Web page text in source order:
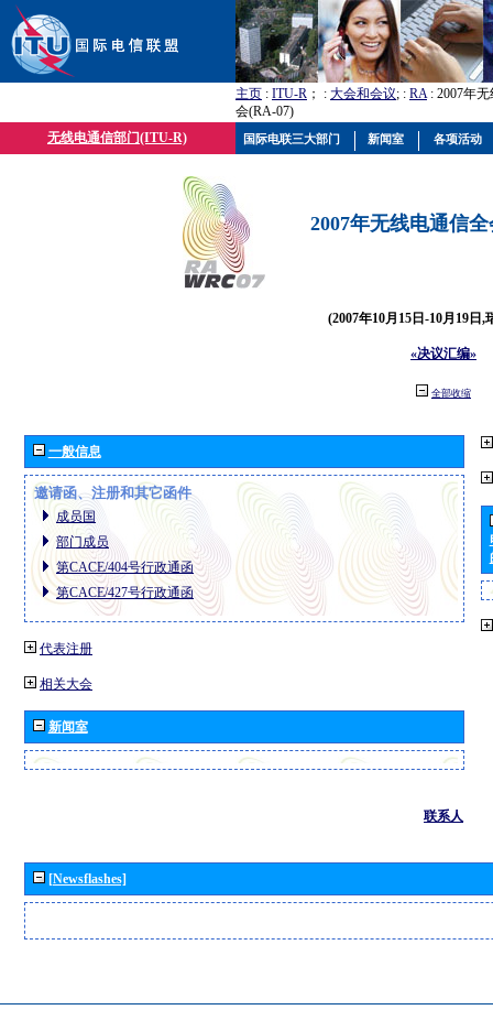
主页 : ITU-R ； : 大会和会议; : RA: 2007年
会(RA-07)
无线电通信部门(ITU-R)
2007年无线电通信
(2007年10月15日-10月19日,
«决议汇编»
全部收缩
一般信息
邀请函、注册和其它函件
成员国
部门成员
第CACE/404号行政通函
第CACE/427号行政通函
代表注册
相关大会
新闻室
联系人
[Newsflashes]
国际电联三大部门 新闻室 各项活动